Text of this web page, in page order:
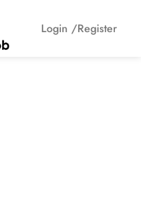
Login /Register